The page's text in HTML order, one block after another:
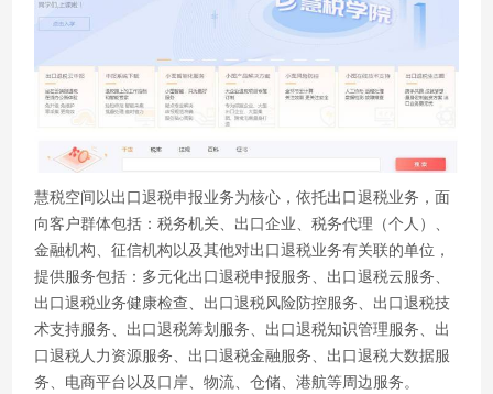
慧税空间以出口退税申报业务为核心，依托出口退税业务，面
向客户群体包括：税务机关、出口企业、税务代理（个人）、
金融机构、征信机构以及其他对出口退税业务有关联的单位，
提供服务包括：多元化出口退税申报服务、出口退税云服务、
出口退税业务健康检查、出口退税风险防控服务、出口退税技
术支持服务、出口退税筹划服务、出口退税知识管理服务、出
口退税人力资源服务、出口退税金融服务、出口退税大数据服
务、电商平台以及口岸、物流、仓储、港航等周边服务。